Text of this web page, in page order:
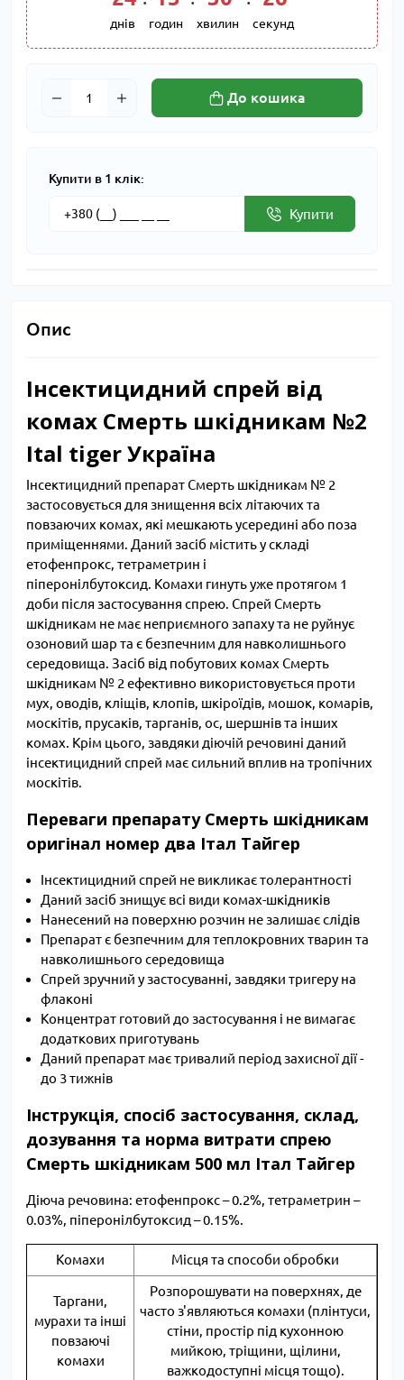
днів годин хвилин секунд
До кошика
Купити в 1 клік:
Купити
Опис
Інсектицидний спрей від
комах Смерть шкідникам №2
Ital tiger Україна
Інсектицидний препарат Смерть шкідникам № 2
застосовується для знищення всіх літаючих та
повзаючих комах, які мешкають усередині або поза
приміщеннями. Даний засіб містить у складі
етофенпрокс, тетраметрин і
піперонілбутоксид. Комахи гинуть уже протягом 1
доби після застосування спрею. Спрей Смерть
шкідникам не має неприємного запаху та не руйнує
озоновий шар та є безпечним для навколишнього
середовища. Засіб від побутових комах Смерть
шкідникам № 2 ефективно використовується проти
мух, оводів, кліщів, клопів, шкіроїдів, мошок, комарів,
москітів, прусаків, тарганів, ос, шершнів та інших
комах. Крім цього, завдяки діючій речовині даний
інсектицидний спрей має сильний вплив на тропічних
москітів.
Переваги препарату Смерть шкідникам
оригінал номер два Італ Тайгер
Інсектицидний спрей не викликає толерантності
Даний засіб знищує всі види комах-шкідників
Нанесений на поверхню розчин не залишає слідів
Препарат є безпечним для теплокровних тварин та
навколишнього середовища
Спрей зручний у застосуванні, завдяки тригеру на
флаконі
Концентрат готовий до застосування і не вимагає
додаткових приготувань
Даний препарат має тривалий період захисної дії -
до 3 тижнів
Інструкція, спосіб застосування, склад,
дозування та норма витрати спрею
Смерть шкідникам 500 мл Італ Тайгер
Діюча речовина: етофенпрокс – 0.2%, тетраметрин –
0.03%, піперонілбутоксид – 0.15%.
Комахи Місця та способи обробки
Таргани,
мурахи та інші
повзаючі
комахи
Розпорошувати на поверхнях, де
часто з'являються комахи (плінтуси,
стіни, простір під кухонною
мийкою, тріщини, щілини,
важкодоступні місця тощо).